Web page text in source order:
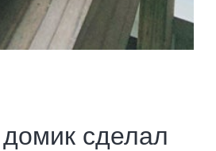
сделал